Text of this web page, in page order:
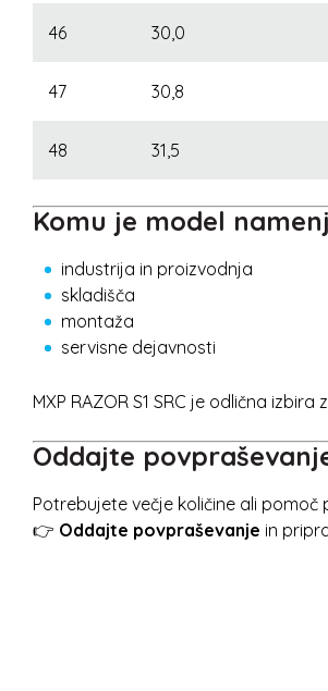
46 30,0
47 30,8
48 31,5
Komu je model
industrija in proizvodnja
skladišča
montaža
servisne dejavnosti
MXP RAZOR S1 SRC je odlična
Oddajte
Potrebujete večje količine ali
👉 Oddajte povpraševanje in